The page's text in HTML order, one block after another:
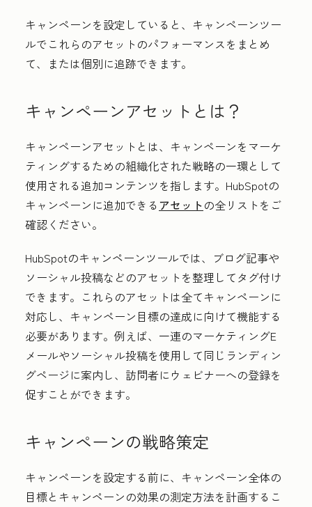
キャンペーンを設定していると、キャンペーンツー
ルでこれらのアセットのパフォーマンスをまとめ
て、または個別に追跡できます。
キャンペーンアセットとは？
キャンペーンアセットとは、キャンペーンをマーケ
ティングするための組織化された戦略の一環として
使用される追加コンテンツを指します。HubSpotの
キャンペーンに追加できるアセットの全リストをご
確認ください。
HubSpotのキャンペーンツールでは、ブログ記事や
ソーシャル投稿などのアセットを整理してタグ付け
できます。これらのアセットは全てキャンペーンに
対応し、キャンペーン目標の達成に向けて機能する
必要があります。例えば、一連のマーケティングE
メールやソーシャル投稿を使用して同じランディン
グページに案内し、訪問者にウェビナーへの登録を
促すことができます。
キャンペーンの戦略策定
キャンペーンを設定する前に、キャンペーン全体の
目標とキャンペーンの効果の測定方法を計画するこ